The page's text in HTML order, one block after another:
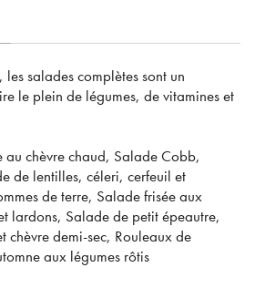
salades complètes sont un
le plein de légumes, de vitamines et
chèvre chaud, Salade Cobb,
de lentilles, céleri, cerfeuil et
de terre, Salade frisée aux
lardons, Salade de petit épeautre,
chèvre demi-sec, Rouleaux de
aux légumes rôtis